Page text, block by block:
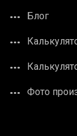
Блог
Фото